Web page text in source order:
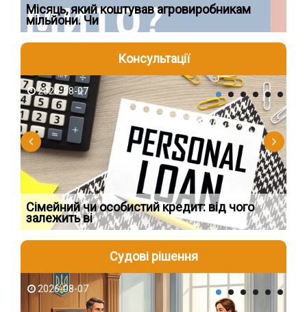
Місяць, який коштував агровиробникам
мільйони. Чи
Консультації
2026-08-07
Сімейний чи особистий кредит: від чого
залежить ві
Судові рішення
2026-08-07